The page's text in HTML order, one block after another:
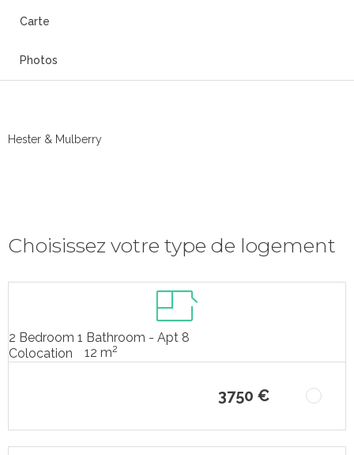
Carte
Photos
Hester & Mulberry
Choisissez votre type de logement
2 Bedroom 1 Bathroom - Apt 8
Colocation
12 m2
3750 €